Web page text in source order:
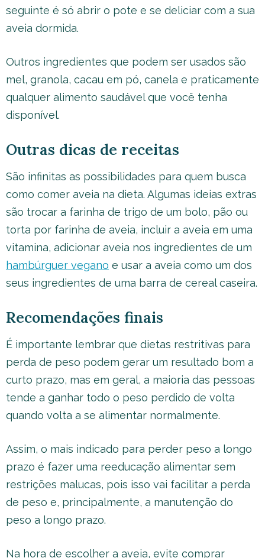
seguinte é só abrir o pote e se deliciar com a sua
aveia dormida.
Outros ingredientes que podem ser usados são
mel, granola, cacau em pó, canela e praticamente
qualquer alimento saudável que você tenha
disponível.
Outras dicas de receitas
São infinitas as possibilidades para quem busca
como comer aveia na dieta. Algumas ideias extras
são trocar a farinha de trigo de um bolo, pão ou
torta por farinha de aveia, incluir a aveia em uma
vitamina, adicionar aveia nos ingredientes de um
hambúrguer vegano e usar a aveia como um dos
seus ingredientes de uma barra de cereal caseira.
Recomendações finais
É importante lembrar que dietas restritivas para
perda de peso podem gerar um resultado bom a
curto prazo, mas em geral, a maioria das pessoas
tende a ganhar todo o peso perdido de volta
quando volta a se alimentar normalmente.
Assim, o mais indicado para perder peso a longo
prazo é fazer uma reeducação alimentar sem
restrições malucas, pois isso vai facilitar a perda
de peso e, principalmente, a manutenção do
peso a longo prazo.
Na hora de escolher a aveia, evite comprar